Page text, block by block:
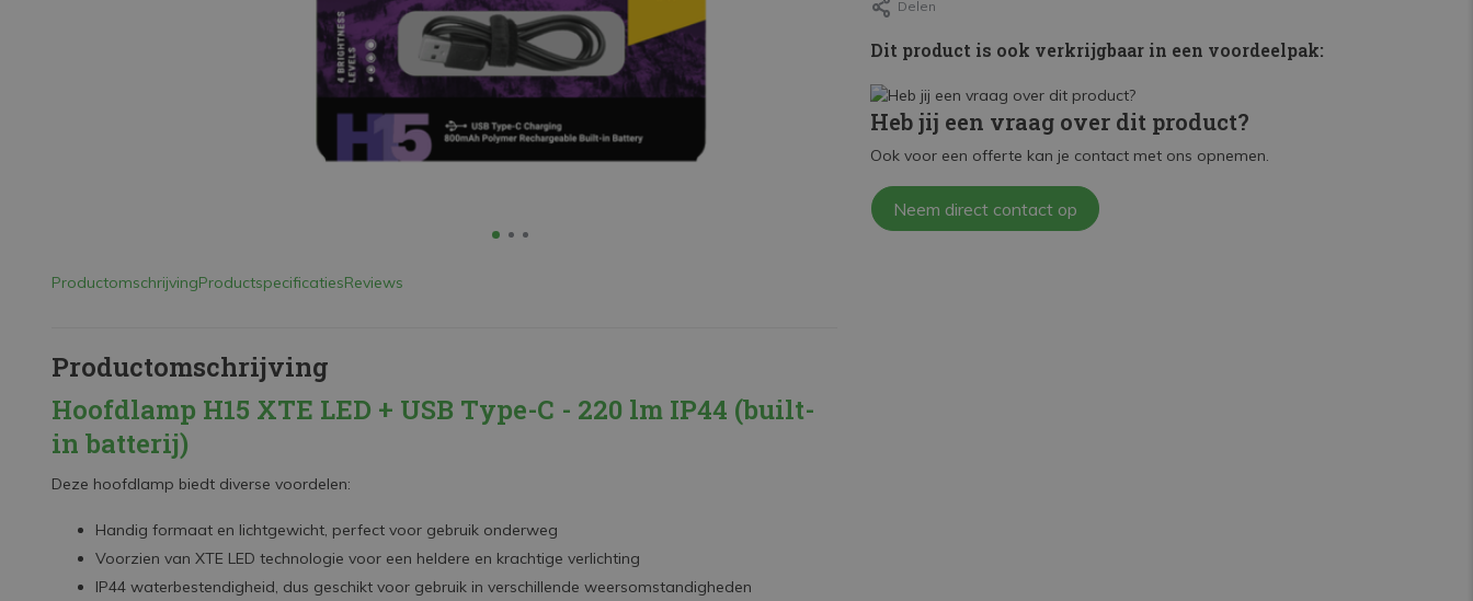
ProductomschrijvingProductspecificatiesReviews
Productomschrijving
Hoofdlamp H15 XTE LED + USB Type-C - 220 lm IP44 (built-
in batterij)
Deze hoofdlamp biedt diverse voordelen:
Handig formaat en lichtgewicht, perfect voor gebruik onderweg
Voorzien van XTE LED technologie voor een heldere en krachtige verlichting
IP44 waterbestendigheid, dus geschikt voor gebruik in verschillende weersomstandigheden
Delen
Dit product is ook verkrijgbaar in een voordeelpak:
Heb jij een vraag over dit product?
Ook voor een offerte kan je contact met ons opnemen.
Neem direct contact op